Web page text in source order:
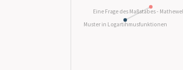
Eine Frage des Maßstabes -
Muster in Logartihmusfunktionen